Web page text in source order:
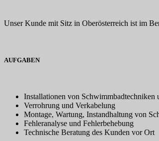
Unser Kunde mit Sitz in Oberösterreich ist im
AUFGABEN
Installationen von Schwimmbadtechniken
Verrohrung und Verkabelung
Montage, Wartung, Instandhaltung von
Fehleranalyse und Fehlerbehebung
Technische Beratung des Kunden vor Ort